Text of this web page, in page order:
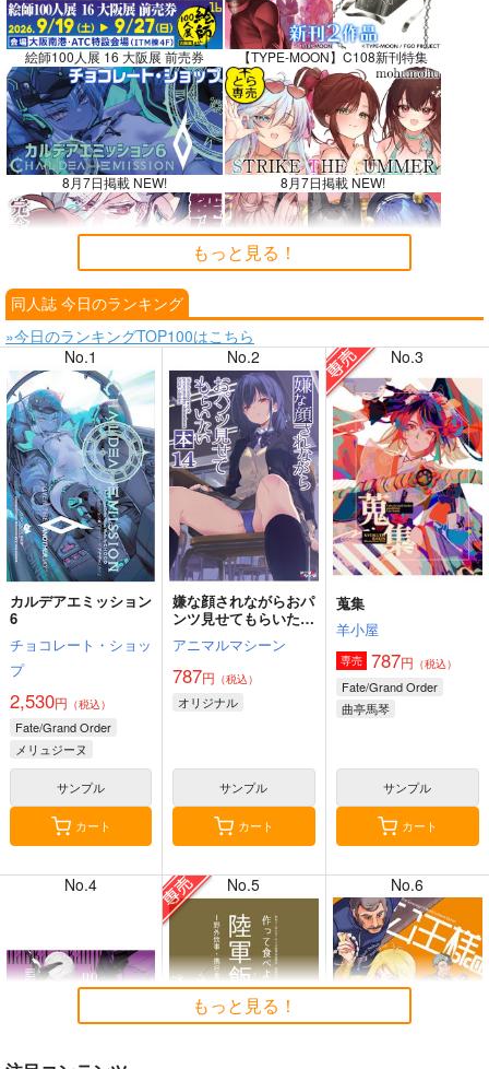
絵師100人展 16 大阪展 前売券 【TYPE-MOON】C108新刊特集
8月7日掲載 NEW! 8月7日掲載 NEW!
8月6日掲載
8月4日掲載 8月4日掲載
8月3日掲載 8月3日掲載
8月2日掲載
7月31日掲載 7月31日掲載
7月30日掲載
もっと見る！
同人誌 今日のランキング
»今日のランキングTOP100はこちら
No.1
カルデアエミッション
6
チョコレート・ショッ
プ
2,530円 （税込）
Fate/Grand Order
メリュジーヌ
サンプル
カート
No.2
嫌な顔されながらおパ
ンツ見せてもらいたい
本14
アニマルマシーン
787円 （税込）
オリジナル
サンプル
カート
No.3
蒐集
羊小屋
専売 787円 （税込）
Fate/Grand Order
曲亭馬琴
サンプル
カート
No.4 No.5 No.6
もっと見る！